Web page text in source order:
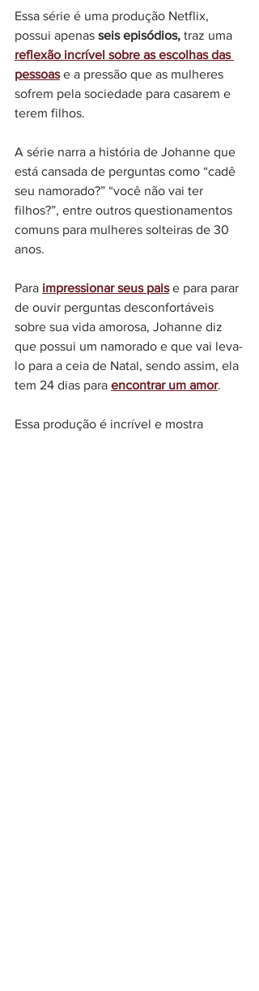
Essa série é uma produção Netflix,
possui apenas seis episódios, traz uma
reflexão incrível sobre as escolhas das
pessoas e a pressão que as mulheres
sofrem pela sociedade para casarem e
terem filhos.
A série narra a história de Johanne que
está cansada de perguntas como “cadê
seu namorado?” “você não vai ter
filhos?”, entre outros questionamentos
comuns para mulheres solteiras de 30
anos.
Para impressionar seus pais e para parar
de ouvir perguntas desconfortáveis
sobre sua vida amorosa, Johanne diz
que possui um namorado e que vai leva-
lo para a ceia de Natal, sendo assim, ela
tem 24 dias para encontrar um amor.
Essa produção é incrível e mostra